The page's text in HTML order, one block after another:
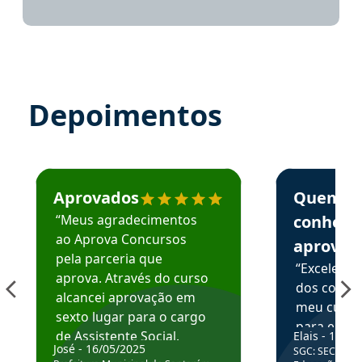
Depoimentos
Estudante José recomenda o Aprova Concursos em
Aprovados
“Meus agradecimentos
ao Aprova Concursos
pela parceria que
aprova. Através do curso
alcancei aprovação em
sexto lugar para o cargo
de Assistente Social.
Hoje estou atuando na
José - 16/05/2025
Estudante
Quem
aprova
dos
meu
para
colocar
Elais - 15/
SGC: SEC BA